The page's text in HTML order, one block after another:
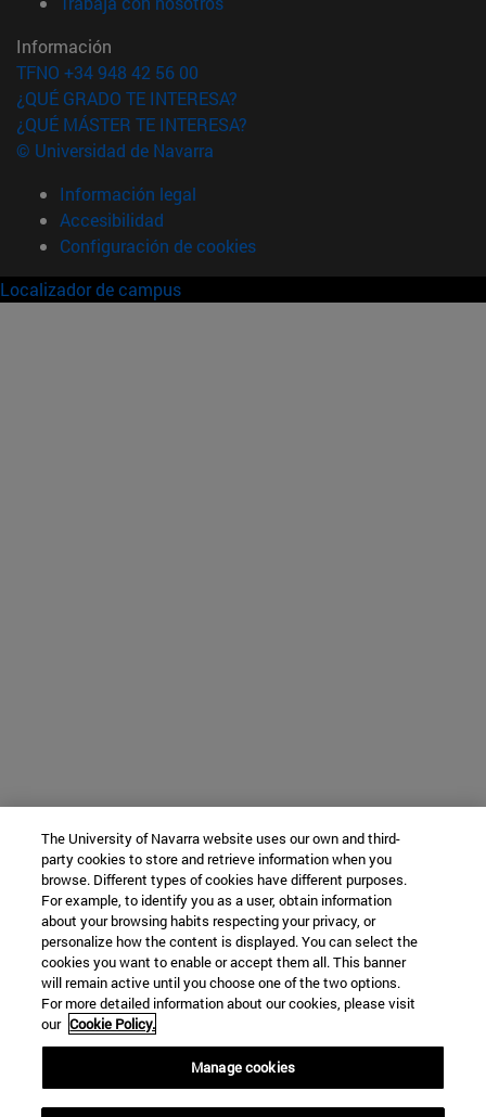
Información
TFNO +34 948 42 56 00
¿QUÉ GRADO TE INTERESA?
¿QUÉ MÁSTER TE INTERESA?
© Universidad de Navarra
Información legal
Accesibilidad
Configuración de cookies
Localizador de campus
The University of Navarra website uses our own and third-
party cookies to store and retrieve information when you
browse. Different types of cookies have different purposes.
For example, to identify you as a user, obtain information
about your browsing habits respecting your privacy, or
personalize how the content is displayed. You can select the
cookies you want to enable or accept them all. This banner
will remain active until you choose one of the two options.
For more detailed information about our cookies, please visit
our Cookie Policy.
Manage cookies